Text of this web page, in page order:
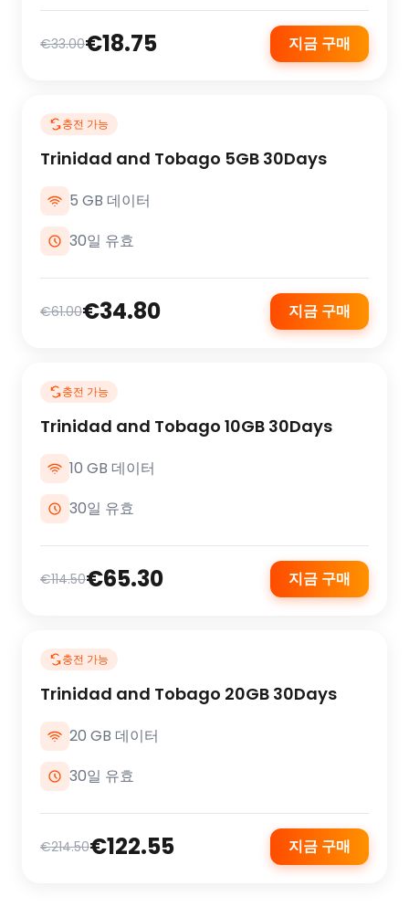
€33.00€18.75 지금 구매
충전 가능
Trinidad and Tobago 5GB 30Days
5 GB 데이터
30일 유효
€61.00€34.80 지금 구매
충전 가능
Trinidad and Tobago 10GB 30Days
10 GB 데이터
30일 유효
€114.50€65.30 지금 구매
충전 가능
Trinidad and Tobago 20GB 30Days
20 GB 데이터
30일 유효
€214.50€122.55 지금 구매